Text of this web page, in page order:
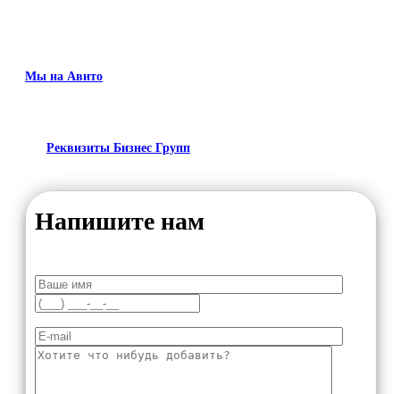
Мы на Авито
Реквизиты Бизнес Групп
Напишите нам